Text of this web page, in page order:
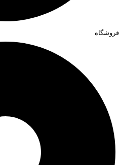
فروشگاه